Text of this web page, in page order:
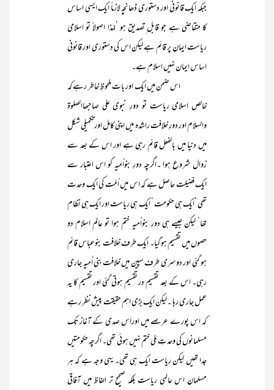
جبکہ ایک قانونی اور دستوری ڈھانچہ لازماً ایک ایسی اساس
کا متقاضی ہے جو قابل ِتصدیق ہو ‘لہٰذا اصولاً تو اسلامی
ریاست ایمان پر قائم ہے لیکن اس کی دستوری اور قانونی
اساس ایمان نہیں اسلام ہے۔
اس ضمن میں ایک اور بات ملحوظِ خاطر رہے کہ
خالص اسلامی ریاست تو دورِ نبوی علی صاحبھاالصلوۃ
والسلام اور دورِ خلافت راشدہ میں اپنی کامل اورتکمیلی شکل
میں دنیا میں بالفعل قائم رہی ہے اور اس کے بعد سے
زوال شروع ہوا ۔اگرچہ دورِ بنواُمیہ کو اس اعتبار سے
ایک فضیلت حاصل ہے کہ اس میں اُمّت کی ایک وحدت
تھی ‘ایک ہی حکومت ‘ ایک ہی ریاست اور ایک ہی نظام
تھا‘ لیکن جیسے ہی دورِ بنواُمیہ ختم ہوا تو عالم اسلام دو
حصوں میں تقسیم ہو گیا۔ ایک طرف خلافت بنوعباس قائم
ہو گئی اور دوسری طرف سپین میں خلافت بنی اُمیہ جاری
رہی۔ اس کے بعد تقسیم در تقسیم ہوتی گئی اور تقسیم کا یہ
عمل جاری رہا ۔لیکن ایک بڑی اہم حقیقت پیش نظر رہے
کہ اس پورے عرصے میں اوراس صدی کے آغاز تک
مسلمانوں کی وحدتِ ملی ختم نہیں ہوئی تھی۔ اگرچہ حکومتیں
جدا تھیں لیکن ریاست ایک ہی تھی۔ یہی وجہ ہے کہ ہر
مسلمان اس عالمی ریاست بلکہ صحیح تر الفاظ میں آفاقی